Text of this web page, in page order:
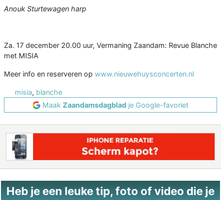
Anouk Sturtewagen harp
Za. 17 december 20.00 uur, Vermaning Zaandam: Revue Blanche
met MISIA
Meer info en reserveren op www.nieuwehuysconcerten.nl
misia, blanche
Maak Zaandamsdagblad je Google-favoriet
Heb je een leuke tip, foto of video die je